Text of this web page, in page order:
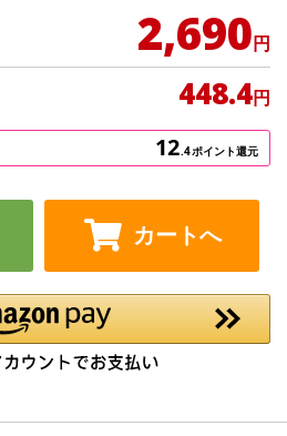
2,690円
448.4円
12.4ポイント還元
カートへ